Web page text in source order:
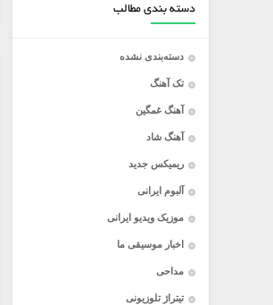
دسته بندی مطالب
دسته‌بندی نشده
تک آهنگ
آهنگ غمگین
آهنگ شاد
ریمیکس جدید
آلبوم ایرانی
موزیک ویدیو ایرانی
اخبار موسیقی ما
مداحی
تیتراژ تلوزیونی